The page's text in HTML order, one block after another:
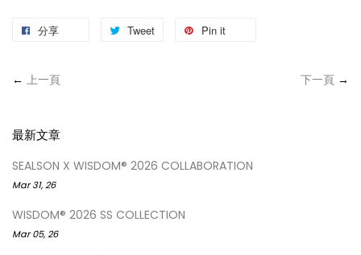
分享 Tweet Pin it
← 上一頁 下一頁 →
最新文章
SEALSON X WISDOM® 2026 COLLABORATION
Mar 31, 26
WISDOM® 2026 SS COLLECTION
Mar 05, 26